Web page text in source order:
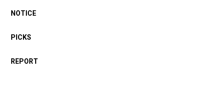
NOTICE
PICKS
REPORT